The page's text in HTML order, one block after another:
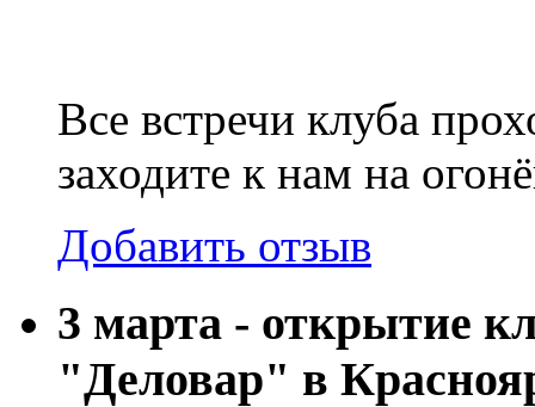
Все встречи клуба
заходите к нам на
Добавить отзыв
3 марта - открытие
"Деловар" в